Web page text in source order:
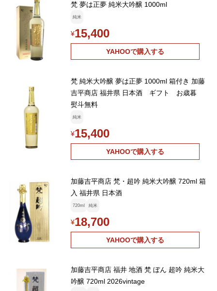
梵 夢は正夢 純米大吟醸 1000ml
純米
¥15,400
YAHOOで購入する
梵 純米大吟醸 夢は正夢 1000ml 箱付き 加藤
吉平商店 福井県 日本酒 ギフト お歳暮
熨斗無料
純米
¥15,400
YAHOOで購入する
加藤吉平商店 梵・超吟 純米大吟醸 720ml 箱
入 福井県 日本酒
720ml 純米
¥18,700
YAHOOで購入する
加藤吉平商店 福井 地酒 梵 ぼん 超吟 純米大
吟醸 720ml 2026vintage